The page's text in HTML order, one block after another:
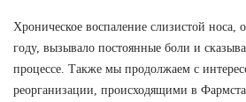
Хроническое воспаление слизистой носа,
году, вызывало постоянные боли и
процессе. Также мы продолжаем с
реорганизации, происходящими в